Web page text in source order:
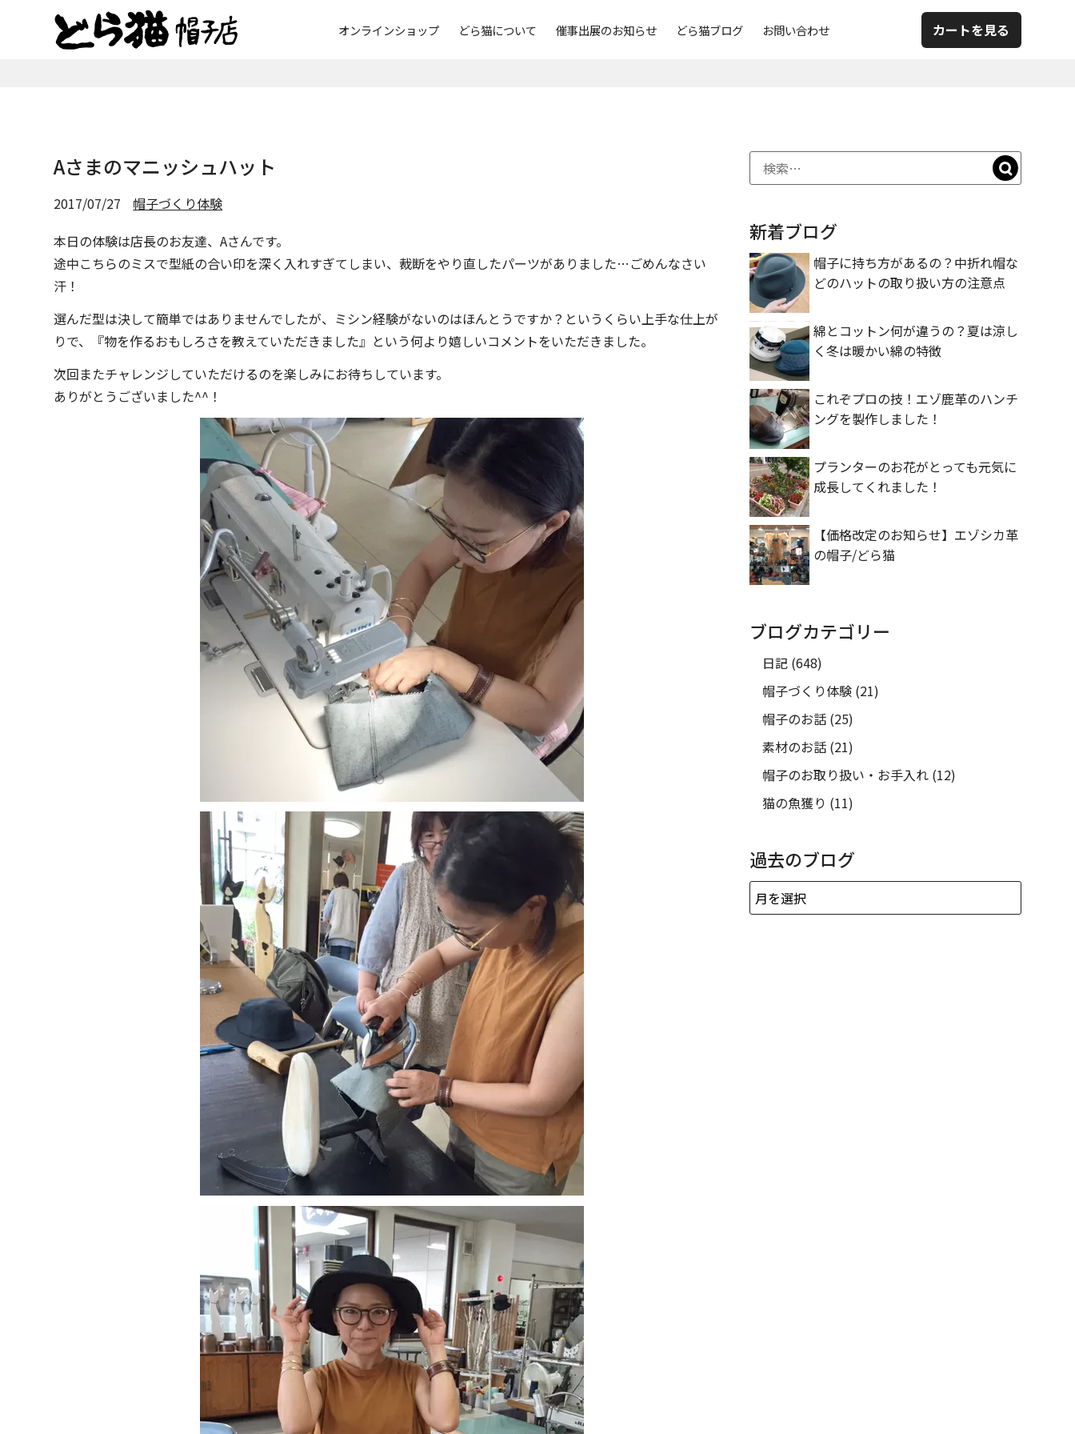
オンラインショップ どら猫について 催事出展のお知らせ どら猫ブログ お問い合わせ カートを見る
Aさまのマニッシュハット
2017/07/27
帽子づくり体験
本日の体験は店長のお友達、Aさんです。
途中こちらのミスで型紙の合い印を深く入れすぎてしまい、裁断をやり直したパーツがありました…ごめんなさい
汗！
選んだ型は決して簡単ではありませんでしたが、ミシン経験がないのはほんとうですか？というくらい上手な仕上が
りで、『物を作るおもしろさを教えていただきました』という何より嬉しいコメントをいただきました。
次回またチャレンジしていただけるのを楽しみにお待ちしています。
ありがとうございました^^！
新着ブログ
帽子に持ち方があるの？中折れ帽な
どのハットの取り扱い方の注意点
綿とコットン何が違うの？夏は涼し
く冬は暖かい綿の特徴
これぞプロの技！エゾ鹿革のハンチ
ングを製作しました！
プランターのお花がとっても元気に
成長してくれました！
【価格改定のお知らせ】エゾシカ革
の帽子/どら猫
ブログカテゴリー
日記(648)
帽子づくり体験(21)
帽子のお話(25)
素材のお話(21)
帽子のお取り扱い・お手入れ(12)
猫の魚獲り (11)
過去のブログ